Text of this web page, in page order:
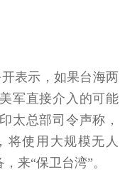
表示，如果台海两
军直接介入的可能
太总部司令声称，
将使用大规模无人
来“保卫台湾”。